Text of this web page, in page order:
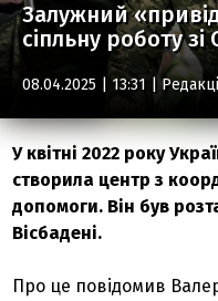
Залужний
сіпльну роботу
08.04.2025 | 13:31 |
У квітні 2022 року
створила центр з
допомоги. Він був
Вісбадені.
Про це повідомив